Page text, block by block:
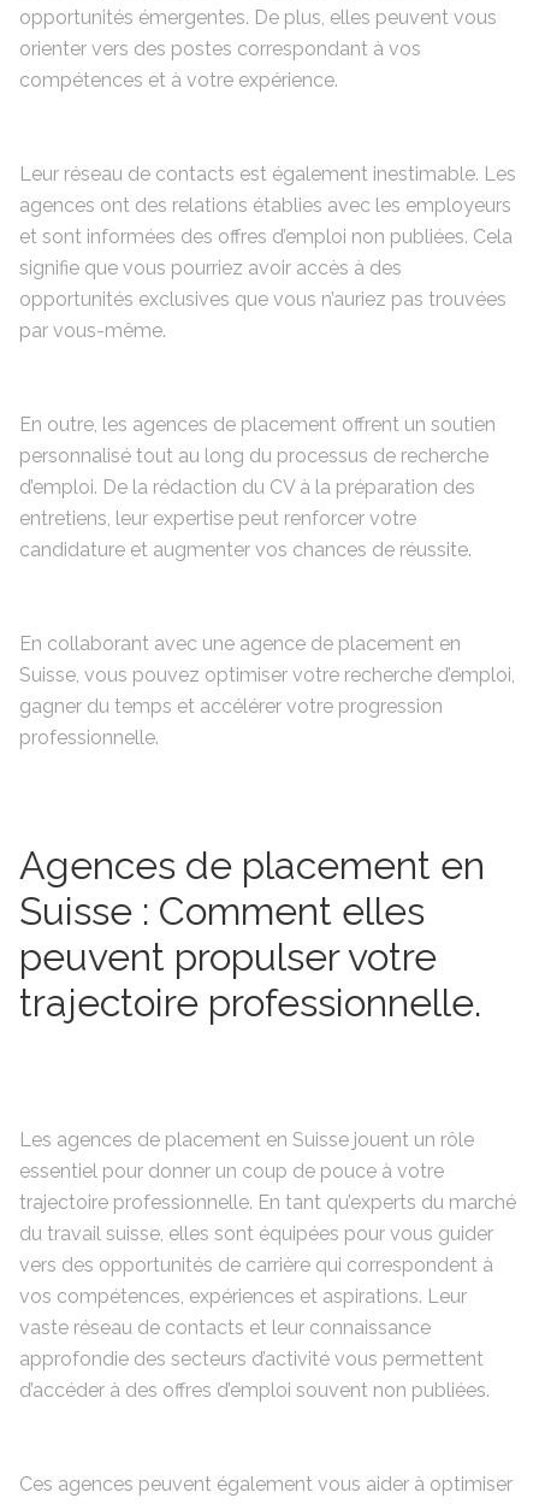
opportunités émergentes. De plus, elles peuvent vous
orienter vers des postes correspondant à vos
compétences et à votre expérience.
Leur réseau de contacts est également inestimable. Les
agences ont des relations établies avec les employeurs
et sont informées des offres d’emploi non publiées. Cela
signifie que vous pourriez avoir accès à des
opportunités exclusives que vous n’auriez pas trouvées
par vous-même.
En outre, les agences de placement offrent un soutien
personnalisé tout au long du processus de recherche
d’emploi. De la rédaction du CV à la préparation des
entretiens, leur expertise peut renforcer votre
candidature et augmenter vos chances de réussite.
En collaborant avec une agence de placement en
Suisse, vous pouvez optimiser votre recherche d’emploi,
gagner du temps et accélérer votre progression
professionnelle.
Agences de placement en
Suisse : Comment elles
peuvent propulser votre
trajectoire professionnelle.
Les agences de placement en Suisse jouent un rôle
essentiel pour donner un coup de pouce à votre
trajectoire professionnelle. En tant qu’experts du marché
du travail suisse, elles sont équipées pour vous guider
vers des opportunités de carrière qui correspondent à
vos compétences, expériences et aspirations. Leur
vaste réseau de contacts et leur connaissance
approfondie des secteurs d’activité vous permettent
d’accéder à des offres d’emploi souvent non publiées.
Ces agences peuvent également vous aider à optimiser